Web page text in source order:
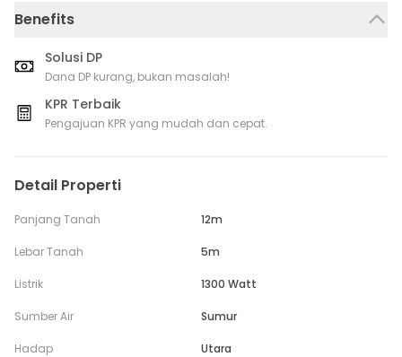
Benefits
Solusi DP
Dana DP kurang, bukan masalah!
KPR Terbaik
Pengajuan KPR yang mudah dan cepat.
Detail Properti
Panjang Tanah 12m
Lebar Tanah 5m
Listrik 1300 Watt
Sumber Air Sumur
Hadap Utara